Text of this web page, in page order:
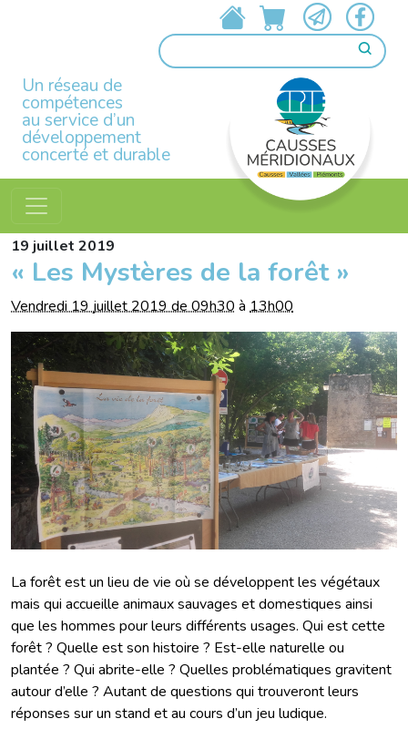
Un réseau de
compétences
au service d’un
développement
concerté et durable
19 juillet 2019
« Les Mystères de la forêt »
Vendredi 19 juillet 2019 de 09h30 à 13h00
La forêt est un lieu de vie où se développent les végétaux
mais qui accueille animaux sauvages et domestiques ainsi
que les hommes pour leurs différents usages. Qui est cette
forêt ? Quelle est son histoire ? Est-elle naturelle ou
plantée ? Qui abrite-elle ? Quelles problématiques gravitent
autour d’elle ? Autant de questions qui trouveront leurs
réponses sur un stand et au cours d’un jeu ludique.